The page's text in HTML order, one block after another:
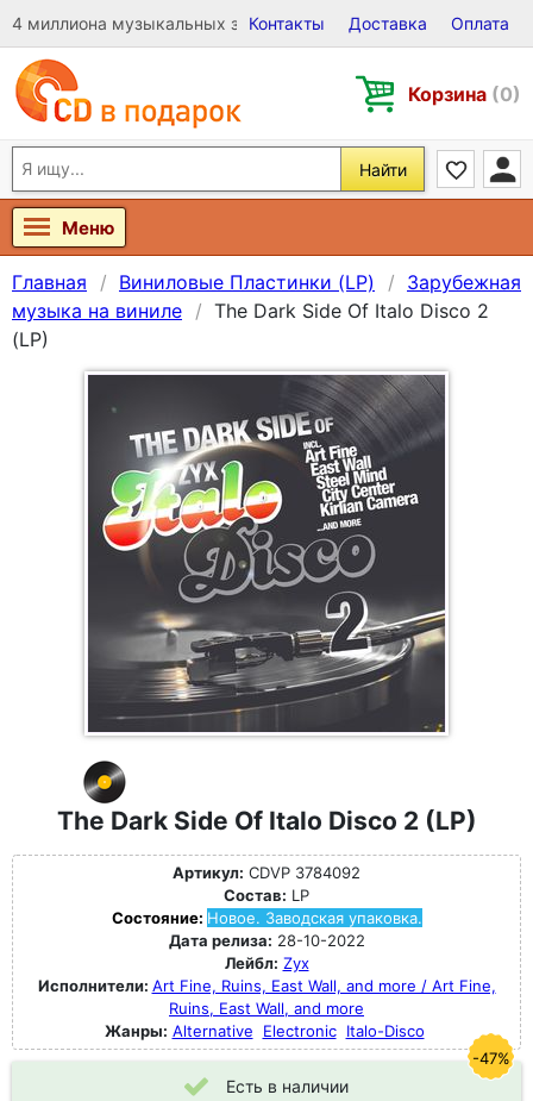
4 миллиона музыкальных записей на Виниле, CD и DVD
Контакты Доставка Оплата
Корзина (0)
Найти
Меню
Главная Виниловые Пластинки (LP)
Зарубежная
музыка на виниле
The Dark Side Of Italo Disco 2
(LP)
The Dark Side Of Italo Disco 2 (LP)
Артикул: CDVP 3784092
Состав: LP
Состояние: Новое. Заводская упаковка.
Дата релиза: 28-10-2022
Лейбл: Zyx
Исполнители: Art Fine, Ruins, East Wall, and more / Art Fine,
Ruins, East Wall, and more
Жанры: Alternative Electronic Italo-Disco
Есть в наличии
-47%